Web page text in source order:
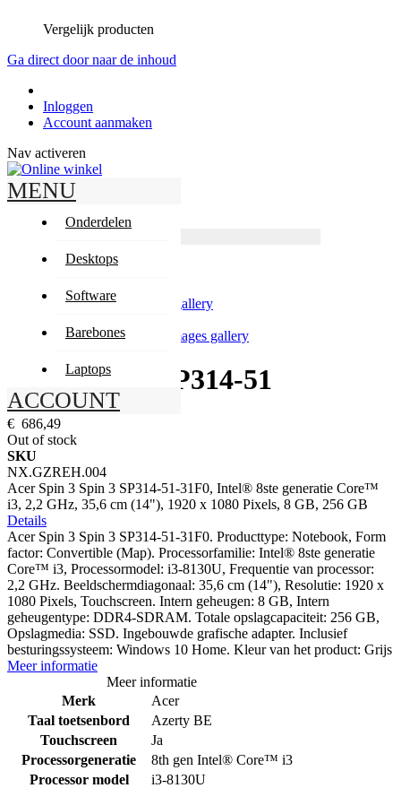
Vergelijk producten
Ga direct door naar de inhoud
Inloggen
Account aanmaken
Nav activeren
MENU
Onderdelen
Desktops
Software
Barebones
Laptops
ACCOUNT
Zoeken
Zoeken
Geavanceerd zoeken
Mijn winkelwagen
Skip to the end of the images gallery
Skip to the beginning of the images gallery
Acer Spin 3 SP314-51
€ 686,49
Out of stock
SKU
NX.GZREH.004
Acer Spin 3 Spin 3 SP314-51-31F0, Intel® 8ste generatie Core™
i3, 2,2 GHz, 35,6 cm (14"), 1920 x 1080 Pixels, 8 GB, 256 GB
Details
Acer Spin 3 Spin 3 SP314-51-31F0. Producttype: Notebook, Form
factor: Convertible (Map). Processorfamilie: Intel® 8ste generatie
Core™ i3, Processormodel: i3-8130U, Frequentie van processor:
2,2 GHz. Beeldschermdiagonaal: 35,6 cm (14"), Resolutie: 1920 x
1080 Pixels, Touchscreen. Intern geheugen: 8 GB, Intern
geheugentype: DDR4-SDRAM. Totale opslagcapaciteit: 256 GB,
Opslagmedia: SSD. Ingebouwde grafische adapter. Inclusief
besturingssysteem: Windows 10 Home. Kleur van het product: Grijs
Meer informatie
Meer informatie
Merk
Acer
Taal toetsenbord
Azerty BE
Touchscreen
Ja
Processorgeneratie
8th gen Intel® Core™ i3
Processor model
i3-8130U